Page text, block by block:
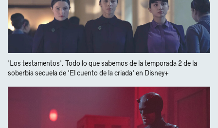
'Los testamentos'. Todo lo que sabemos de la temporada 2 de la
soberbia secuela de 'El cuento de la criada' en Disney+